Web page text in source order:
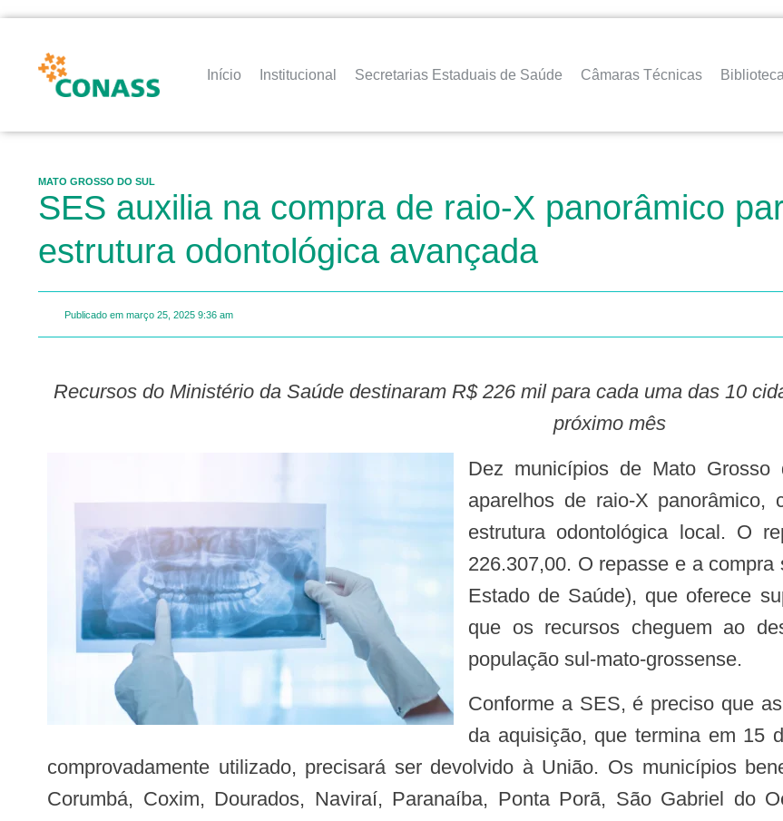
Início Institucional Secretarias Estaduais de Saúde Câmaras Técnicas Biblioteca
MATO GROSSO DO SUL
SES auxilia na compra de raio-X panorâmico
estrutura odontológica avançada
Publicado em março 25, 2025 9:36 am
Recursos do Ministério da Saúde destinaram R$ 226 mil para cada uma das 10 cidades de MS e prazo para compra termina no
próximo mês
Dez municípios de Mato
aparelhos de raio-X
estrutura odontológica local. O
226.307,00. O repasse e a
Estado de Saúde), que oferece
que os recursos cheguem ao
população sul-mato-grossense.
Conforme a SES, é preciso que as cidades beneficiadas atentem para o prazo
da aquisição, que termina em 15
comprovadamente utilizado, precisará ser devolvido à União. Os municípios
Corumbá, Coxim, Dourados, Naviraí, Paranaíba, Ponta Porã, São Gabriel do